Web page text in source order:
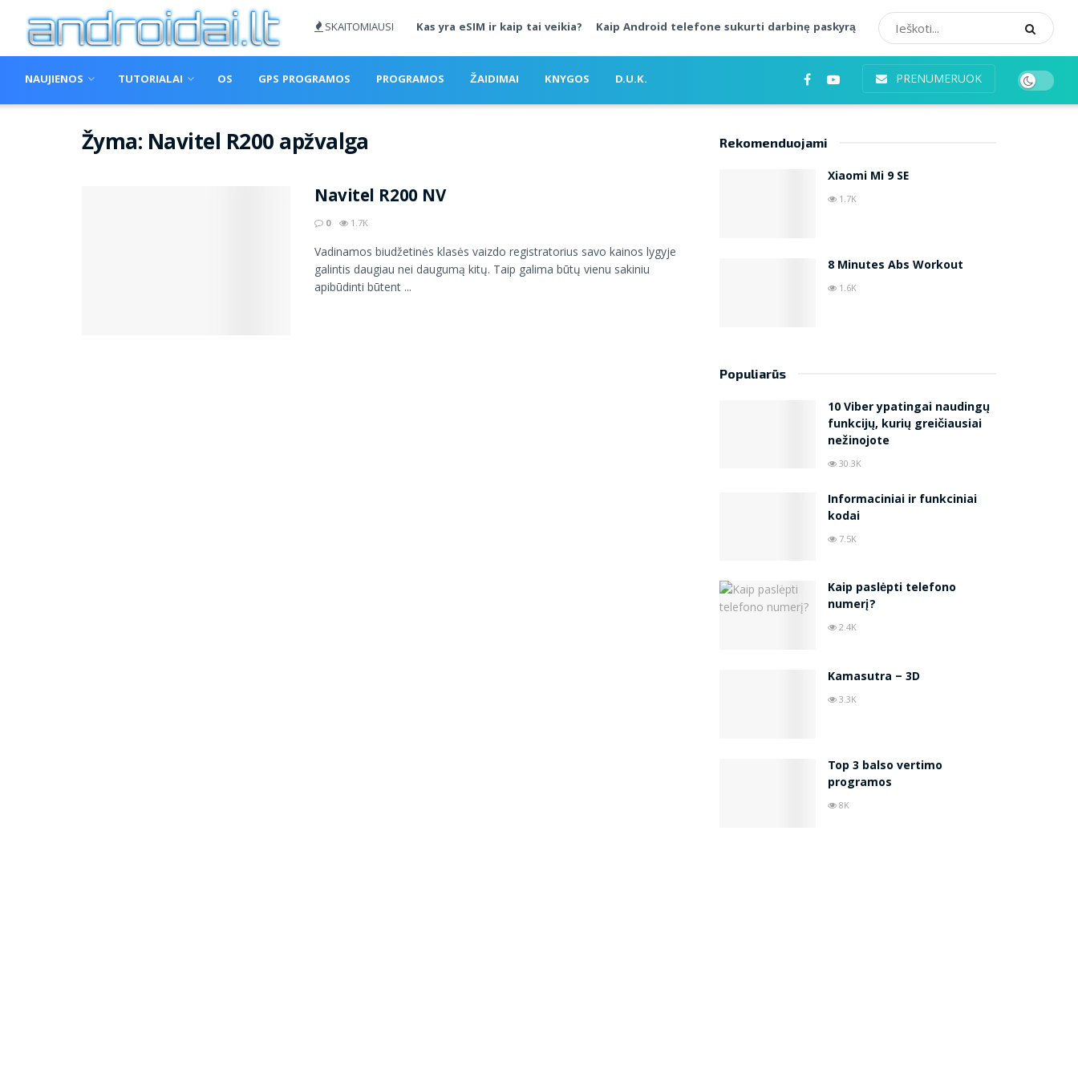
SKAITOMIAUSI Kas yra eSIM ir kaip tai veikia? Kaip Android telefone sukurti darbinę paskyrą
NAUJIENOS TUTORIALAI OS GPS PROGRAMOS PROGRAMOS ŽAIDIMAI KNYGOS D.U.K. PRENUMERUOK
Žyma: Navitel R200 apžvalga
Navitel R200 NV
0 1.7K
Vadinamos biudžetinės klasės vaizdo registratorius savo kainos lygyje
galintis daugiau nei daugumą kitų. Taip galima būtų vienu sakiniu
apibūdinti būtent ...
Rekomenduojami
Xiaomi Mi 9 SE
1.7K
8 Minutes Abs Workout
1.6K
Populiarūs
10 Viber ypatingai naudingų
funkcijų, kurių greičiausiai
nežinojote
30.3K
Informaciniai ir funkciniai
kodai
7.5K
Kaip paslėpti telefono
numerį?
2.4K
Kamasutra – 3D
3.3K
Top 3 balso vertimo
programos
8K